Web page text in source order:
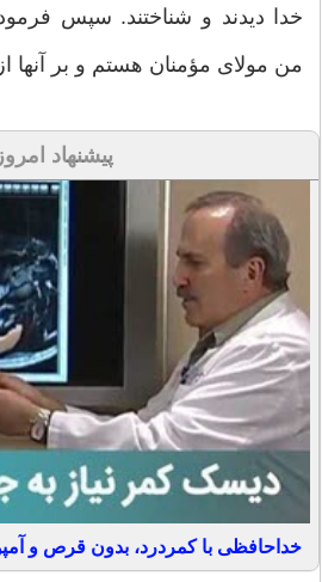
خدا دیدند و شناختند. سپس
من مولای مؤمنان هستم و بر آنها
پیشنهاد امروز
خداحافظی با کمردرد، بدون قرص و